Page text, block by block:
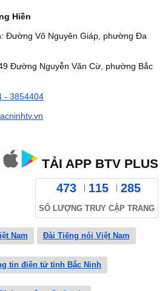
Hiền
Đường Võ Nguyên Giáp, phường Đa
Nguyễn Văn Cừ, phường Bắc
- 3854404
TẢI APP BTV PLUS
473 115 285
SỐ LƯỢNG TRUY CẬP TRANG
Nam Đài Tiếng nói Việt Nam
tin điện tử tỉnh Bắc Ninh